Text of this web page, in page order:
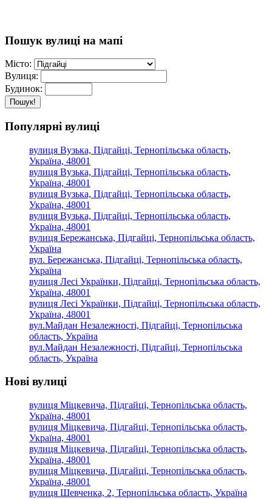
Пошук вулиці на мапі
Місто:
Вулиця:
Будинок:
Пошук!
Популярні вулиці
вулиця Вузька, Підгайці, Тернопільська область,
Україна, 48001
вулиця Вузька, Підгайці, Тернопільська область,
Україна, 48001
вулиця Вузька, Підгайці, Тернопільська область,
Україна, 48001
вулиця Вузька, Підгайці, Тернопільська область,
Україна, 48001
вулиця Бережанська, Підгайці, Тернопільська область,
Україна
вул. Бережанська, Підгайці, Тернопільська область,
Україна
вулиця Лесі Українки, Підгайці, Тернопільська область,
Україна, 48001
вулиця Лесі Українки, Підгайці, Тернопільська область,
Україна, 48001
вул.Майдан Незалежності, Підгайці, Тернопільська
область, Україна
вул.Майдан Незалежності, Підгайці, Тернопільська
область, Україна
Нові вулиці
вулиця Міцкевича, Підгайці, Тернопільська область,
Україна, 48001
вулиця Міцкевича, Підгайці, Тернопільська область,
Україна, 48001
вулиця Міцкевича, Підгайці, Тернопільська область,
Україна, 48001
вулиця Міцкевича, Підгайці, Тернопільська область,
Україна, 48001
вулиця Шевченка, 2, Тернопільська область, Україна